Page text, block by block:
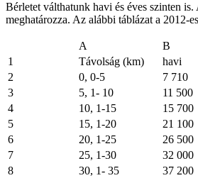
Bérletet válthatunk havi és éves szinten is.
meghatározza. Az alábbi táblázat a 2012-
A B
1
Távolság (km) havi
2
0, 0-5 7 710
3
5, 1- 10 11 500
4
10, 1-15 15 700
5
15, 1-20 21 100
6
20, 1-25 26 500
7
25, 1-30 32 000
8
30, 1- 35 37 200